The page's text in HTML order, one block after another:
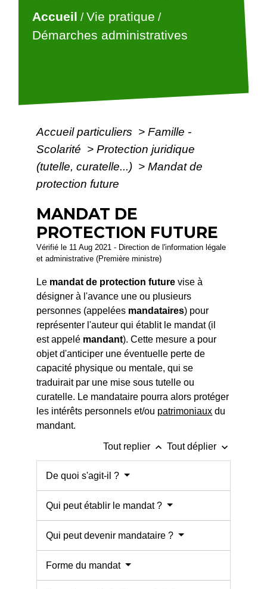
Accueil /Vie pratique /
Démarches administratives
Accueil particuliers > Famille -
Scolarité > Protection juridique
(tutelle, curatelle...) > Mandat de
protection future
MANDAT DE
PROTECTION FUTURE
Vérifié le 11 Aug 2021 - Direction de l'information légale
et administrative (Première ministre)
Le mandat de protection future vise à
désigner à l'avance une ou plusieurs
personnes (appelées mandataires) pour
représenter l'auteur qui établit le mandat (il
est appelé mandant). Cette mesure a pour
objet d'anticiper une éventuelle perte de
capacité physique ou mentale, qui se
traduirait par une mise sous tutelle ou
curatelle. Le mandataire pourra alors protéger
les intérêts personnels et/ou patrimoniaux du
mandant.
Tout replier keyboard_arrow_up Tout déplier keyboard_arrow_down
De quoi s'agit-il ?
Qui peut établir le mandat ?
Qui peut devenir mandataire ?
Forme du mandat